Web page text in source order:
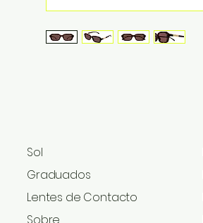
Sol
Graduados​
Lentes de Contacto